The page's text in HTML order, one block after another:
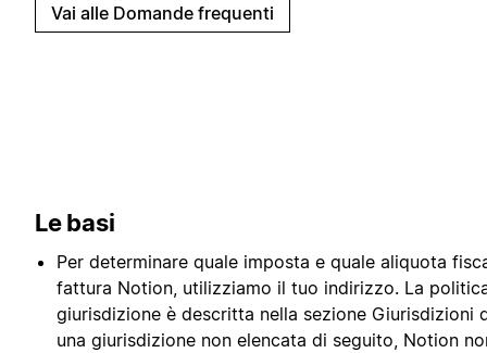
Vai alle Domande frequenti
Le basi
Per determinare quale imposta e quale aliquota
fattura Notion, utilizziamo il tuo indirizzo. La
giurisdizione è descritta nella sezione Giurisdizioni
una giurisdizione non elencata di seguito, Notion